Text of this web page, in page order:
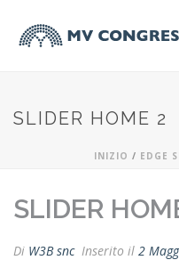
SLIDER HOME 2
INIZIO / EDGE
SLIDER
Di W3B snc Inserito il 2